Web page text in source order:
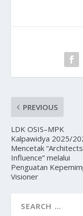
PREVIOUS
LDK OSIS–MPK
Kalpawidya 2025/
Mencetak
Influence” melalui
Penguatan
Visioner